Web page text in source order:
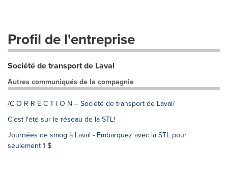
Profil de l'entreprise
Société de transport de Laval
Autres communiqués de la compagnie
/C O R R E C T I O N -- Société de transport de Laval/
C'est l'été sur le réseau de la STL!
Journées de smog à Laval - Embarquez avec la STL pour
seulement 1 $